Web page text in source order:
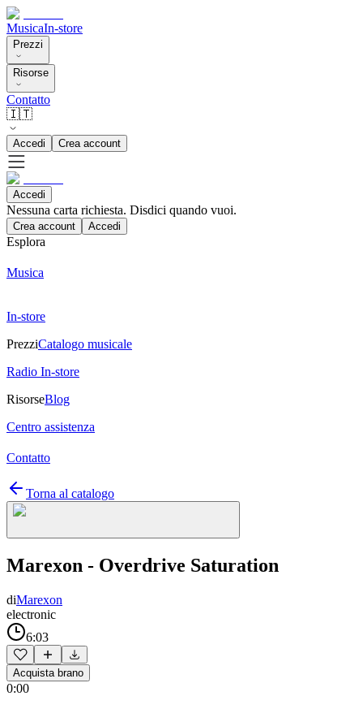
MusicaIn-store
Prezzi
Risorse
Contatto
🇮🇹
Accedi Crea account
Accedi
Nessuna carta richiesta. Disdici quando vuoi.
Crea account Accedi
Esplora
Musica
In-store
PrezziCatalogo musicale
Radio In-store
RisorseBlog
Centro assistenza
Contatto
Torna al catalogo
Marexon - Overdrive Saturation
diMarexon
electronic
6:03
Acquista brano
0:00